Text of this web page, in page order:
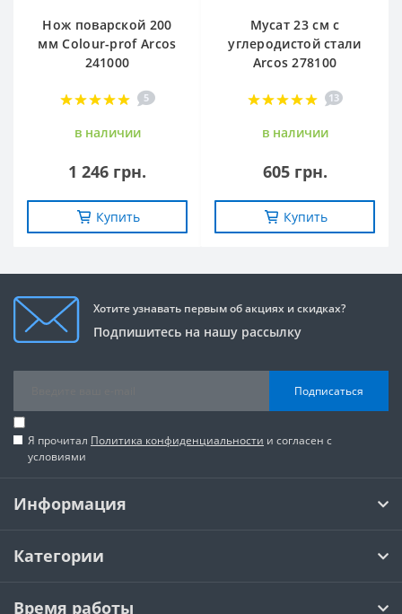
Нож поварской 200
мм Сolour-prof Arcos
241000
5
в наличии
1 246 грн.
Купить
Мусат 23 см с
углеродистой стали
Arcos 278100
13
в наличии
605 грн.
Купить
Хотите узнавать первым об акциях и скидках?
Подпишитесь на нашу рассылку
Подписаться
Я прочитал Политика конфиденциальности и согласен с
условиями
Информация
Категории
Время работы